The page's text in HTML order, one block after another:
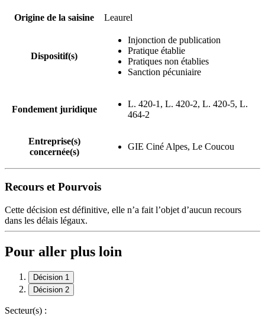
Origine de la saisine Leaurel
Dispositif(s)
Injonction de publication
Pratique établie
Pratiques non établies
Sanction pécuniaire
Fondement juridique
L. 420-1, L. 420-2, L. 420-5, L.
464-2
Entreprise(s)
concernée(s)
GIE Ciné Alpes, Le Coucou
Recours et Pourvois
Cette décision est définitive, elle n’a fait l’objet d’aucun recours
dans les délais légaux.
Pour aller plus loin
Décision 1
Décision 2
Secteur(s) :